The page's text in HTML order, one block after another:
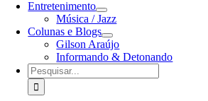
Entretenimento
Música / Jazz
Colunas e Blogs
Gilson Araújo
Informando & Detonando
Buscar
resultados
para: